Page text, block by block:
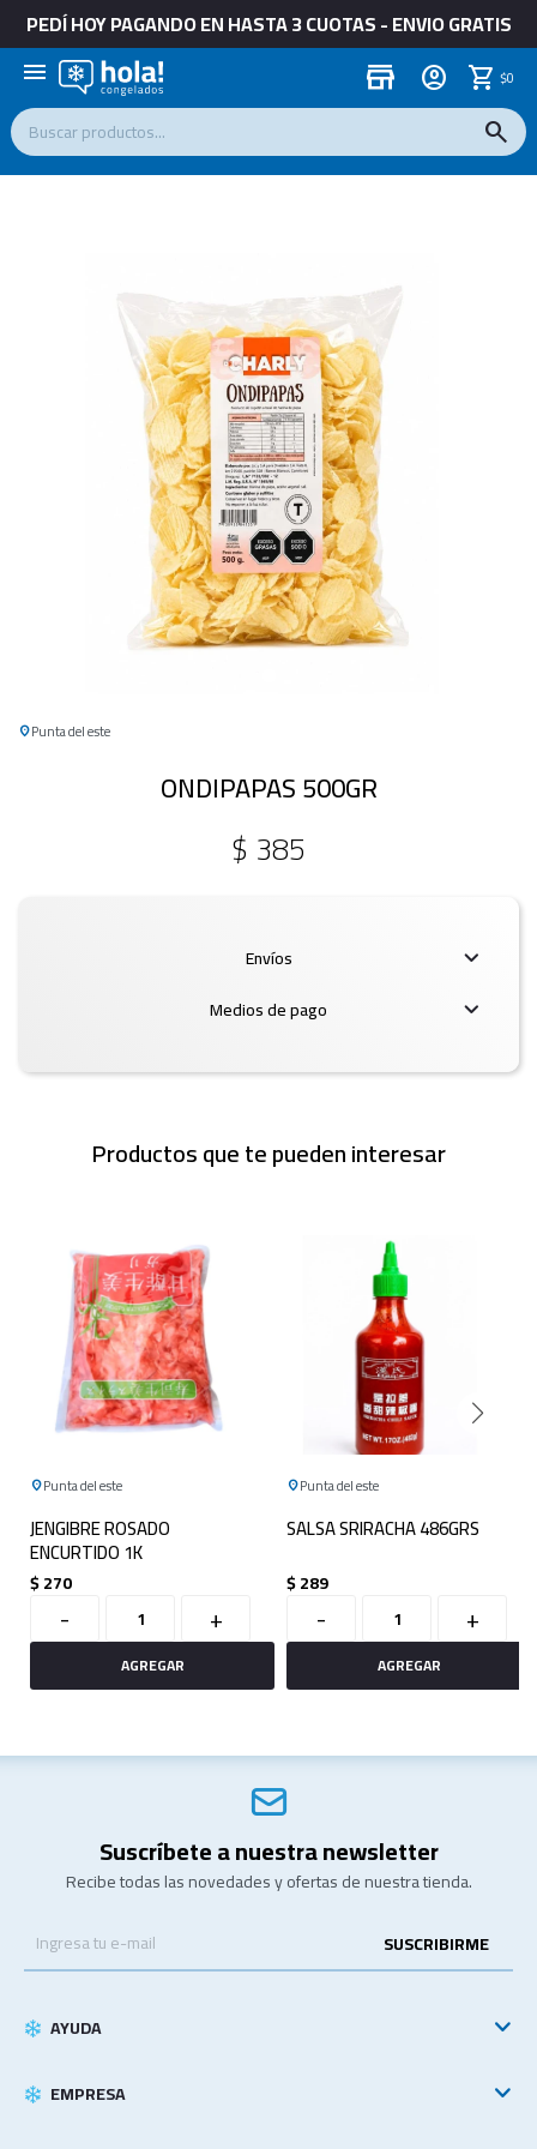
PEDÍ HOY PAGANDO EN HASTA 3 CUOTAS - ENVIO GRATIS
menu store $0
Punta del este
ONDIPAPAS 500GR
$ 385
Envíos
Medios de pago
Productos que te pueden interesar
Punta del este
JENGIBRE ROSADO
ENCURTIDO 1K
$270
- +
Punta del este
SALSA SRIRACHA 486GRS
$289
- +
Suscríbete a nuestra newsletter
Recibe todas las novedades y ofertas de nuestra tienda.
SUSCRIBIRME
AYUDA
EMPRESA